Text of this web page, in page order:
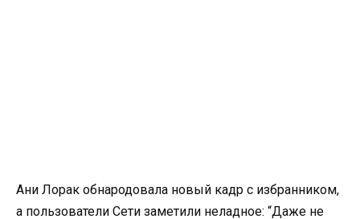
Ани Лорак обнародовала новый кадр с избранником,
а пользователи Сети заметили неладное: “Даже не